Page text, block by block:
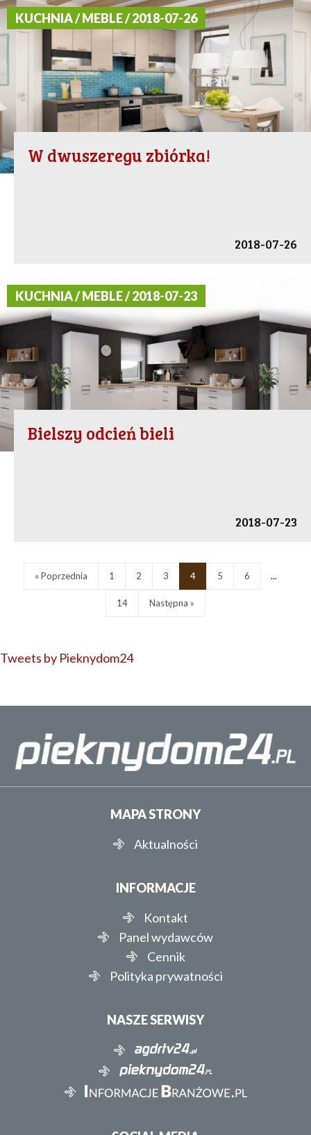
KUCHNIA / MEBLE / 2018-07-26
W dwuszeregu zbiórka!
2018-07-26
KUCHNIA / MEBLE / 2018-07-23
Bielszy odcień bieli
2018-07-23
« Poprzednia 1 2 3 4 5 6 ...
14 Następna »
Tweets by Pieknydom24
MAPA STRONY
Aktualności
INFORMACJE
Kontakt
Panel wydawców
Cennik
Polityka prywatności
NASZE SERWISY